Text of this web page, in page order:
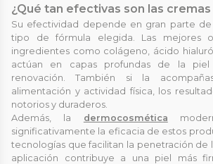
¿Qué tan efectivas son las
Su efectividad depende en gran parte de
tipo de fórmula elegida. Las mejores
ingredientes como colágeno, ácido
actúan en capas profundas de la piel
renovación. También si la
alimentación y actividad física, los
notorios y duraderos.
Además, la dermocosmética
significativamente la eficacia de estos
tecnologías que facilitan la penetración de
aplicación contribuye a una piel más